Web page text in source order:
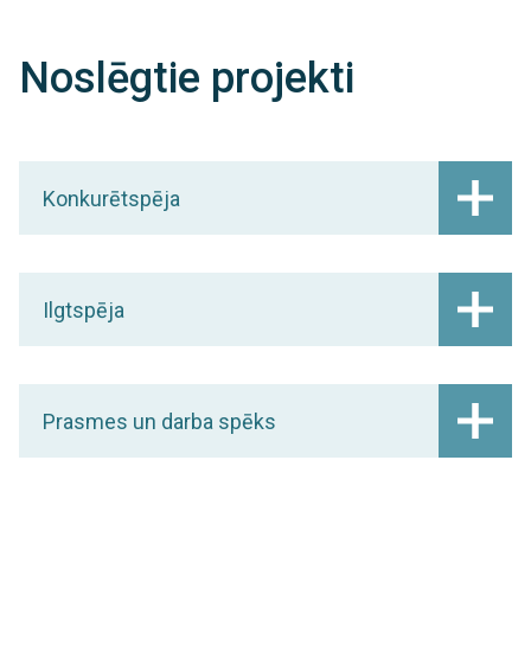
Noslēgtie projekti
Konkurētspēja
Ilgtspēja
Prasmes un darba spēks